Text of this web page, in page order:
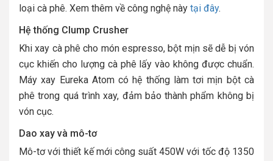
loại cà phê. Xem thêm về công nghệ này tại đây.
Hệ thống Clump Crusher
Khi xay cà phê cho món espresso, bột mịn sẽ dễ bị vón
cục khiến cho lượng cà phê lấy vào không được chuẩn.
Máy xay Eureka Atom có hệ thống làm tơi mịn bột cà
phê trong quá trình xay, đảm bảo thành phẩm không bị
vón cục.
Dao xay và mô-tơ
Mô-tơ với thiết kế mới công suất 450W với tốc độ 1350